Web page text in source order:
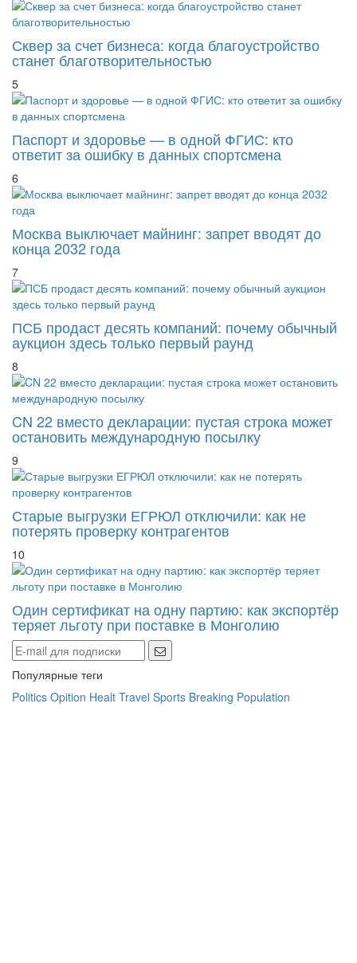
Сквер за счет бизнеса: когда благоустройство
станет благотворительностью
5
Паспорт и здоровье — в одной ФГИС: кто
ответит за ошибку в данных спортсмена
6
Москва выключает майнинг: запрет вводят до
конца 2032 года
7
ПСБ продаст десять компаний: почему обычный
аукцион здесь только первый раунд
8
CN 22 вместо декларации: пустая строка может
остановить международную посылку
9
Старые выгрузки ЕГРЮЛ отключили: как не
потерять проверку контрагентов
10
Один сертификат на одну партию: как экспортёр
теряет льготу при поставке в Монголию
Популярные теги
Politics Opition Healt Travel Sports Breaking Population